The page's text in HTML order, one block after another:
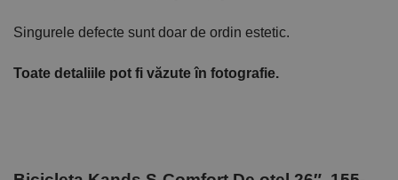
Singurele defecte sunt doar de ordin estetic.
Toate detaliile pot fi văzute în fotografie.